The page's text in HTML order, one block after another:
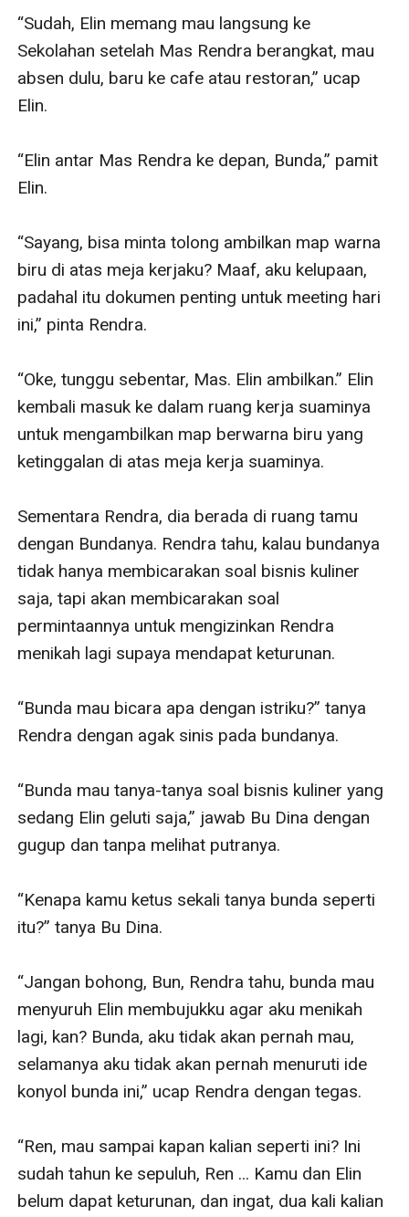
“Sudah, Elin memang mau langsung ke
Sekolahan setelah Mas Rendra berangkat, mau
absen dulu, baru ke cafe atau restoran,” ucap
Elin.
“Elin antar Mas Rendra ke depan, Bunda,” pamit
Elin.
“Sayang, bisa minta tolong ambilkan map warna
biru di atas meja kerjaku? Maaf, aku kelupaan,
padahal itu dokumen penting untuk meeting hari
ini,” pinta Rendra.
“Oke, tunggu sebentar, Mas. Elin ambilkan.” Elin
kembali masuk ke dalam ruang kerja suaminya
untuk mengambilkan map berwarna biru yang
ketinggalan di atas meja kerja suaminya.
Sementara Rendra, dia berada di ruang tamu
dengan Bundanya. Rendra tahu, kalau bundanya
tidak hanya membicarakan soal bisnis kuliner
saja, tapi akan membicarakan soal
permintaannya untuk mengizinkan Rendra
menikah lagi supaya mendapat keturunan.
“Bunda mau bicara apa dengan istriku?” tanya
Rendra dengan agak sinis pada bundanya.
“Bunda mau tanya-tanya soal bisnis kuliner yang
sedang Elin geluti saja,” jawab Bu Dina dengan
gugup dan tanpa melihat putranya.
“Kenapa kamu ketus sekali tanya bunda seperti
itu?” tanya Bu Dina.
“Jangan bohong, Bun, Rendra tahu, bunda mau
menyuruh Elin membujukku agar aku menikah
lagi, kan? Bunda, aku tidak akan pernah mau,
selamanya aku tidak akan pernah menuruti ide
konyol bunda ini,” ucap Rendra dengan tegas.
“Ren, mau sampai kapan kalian seperti ini? Ini
sudah tahun ke sepuluh, Ren ... Kamu dan Elin
belum dapat keturunan, dan ingat, dua kali kalian